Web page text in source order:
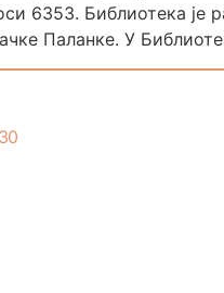
6353. Библиотека је
Паланке. У